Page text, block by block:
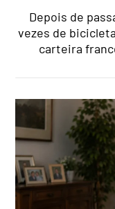
Depois de
vezes de
carteira